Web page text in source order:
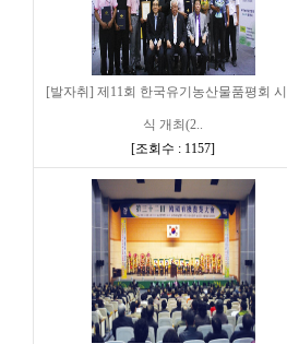
[발자취] 제11회 한국유기농산물품평회
식 개최(2..
[조회수 : 1157]